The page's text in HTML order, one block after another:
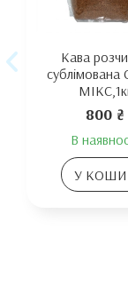
Кава
сублімована
800 ₴
В
У